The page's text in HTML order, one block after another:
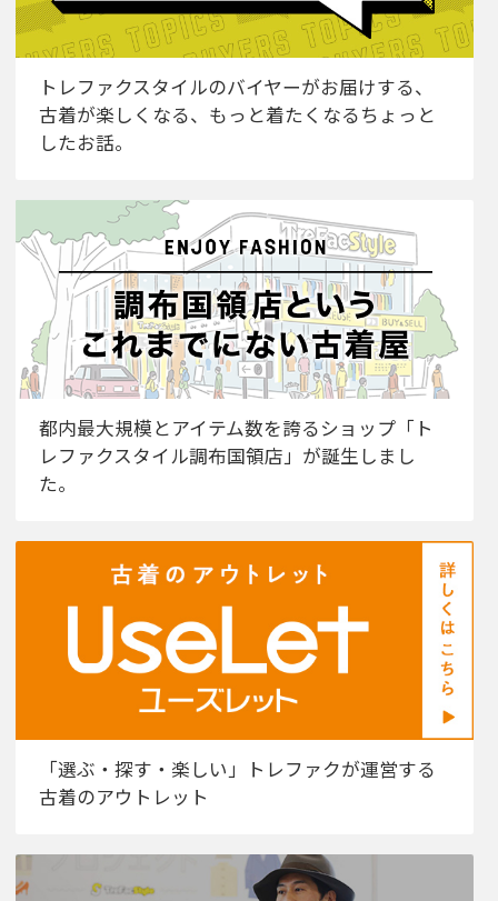
トレファクスタイルのバイヤーがお届けする、
古着が楽しくなる、もっと着たくなるちょっと
したお話。
都内最大規模とアイテム数を誇るショップ「ト
レファクスタイル調布国領店」が誕生しまし
た。
「選ぶ・探す・楽しい」トレファクが運営する
古着のアウトレット